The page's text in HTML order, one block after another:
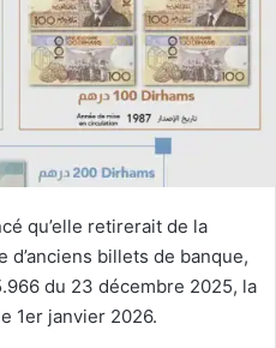
qu’elle retirerait de la
billets de banque,
du 23 décembre 2025, la
1er janvier 2026.